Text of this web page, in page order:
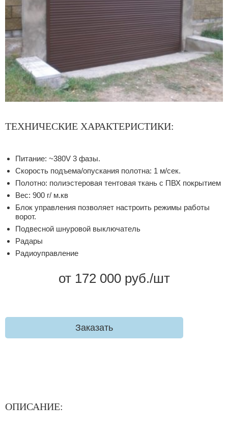
ТЕХНИЧЕСКИЕ ХАРАКТЕРИСТИКИ:
Питание: ~380V 3 фазы.
Скорость подъема/опускания полотна: 1 м/сек.
Полотно: полиэстеровая тентовая ткань с ПВХ покрытием
Вес: 900 г/ м.кв
Блок управления позволяет настроить режимы работы
ворот.
Подвесной шнуровой выключатель
Радары
Радиоуправление
от 172 000 руб./шт
Заказать
ОПИСАНИЕ: